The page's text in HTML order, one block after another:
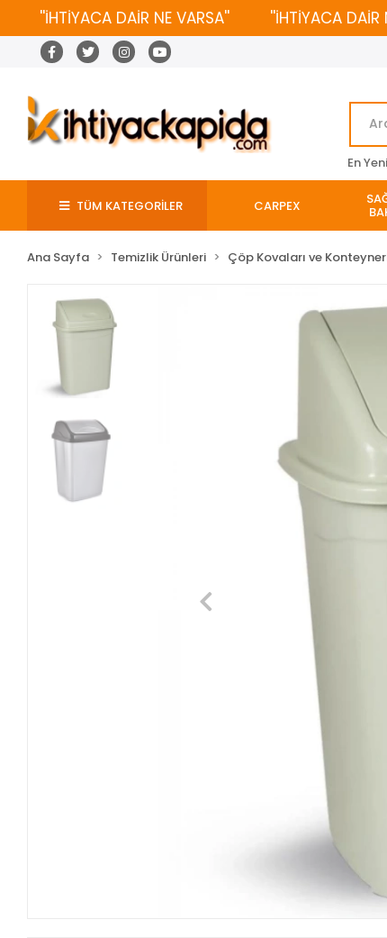
''İHTİYACA DAİR NE VARSA'' ''İHTİYACA DAİR NE
En
TÜM KATEGORİLER CARPEX
Ana Sayfa Temizlik Ürünleri Çöp Kovaları ve